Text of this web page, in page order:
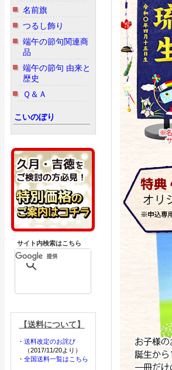
名前旗
つるし飾り
端午の節句関連商
品
端午の節句 由来と
歴史
Ｑ＆Ａ
こいのぼり
サイト内検索はこちら
【送料について】
・ 送料改定のお詫び
（2017/11/20より）
・ 全国送料一覧はこちら